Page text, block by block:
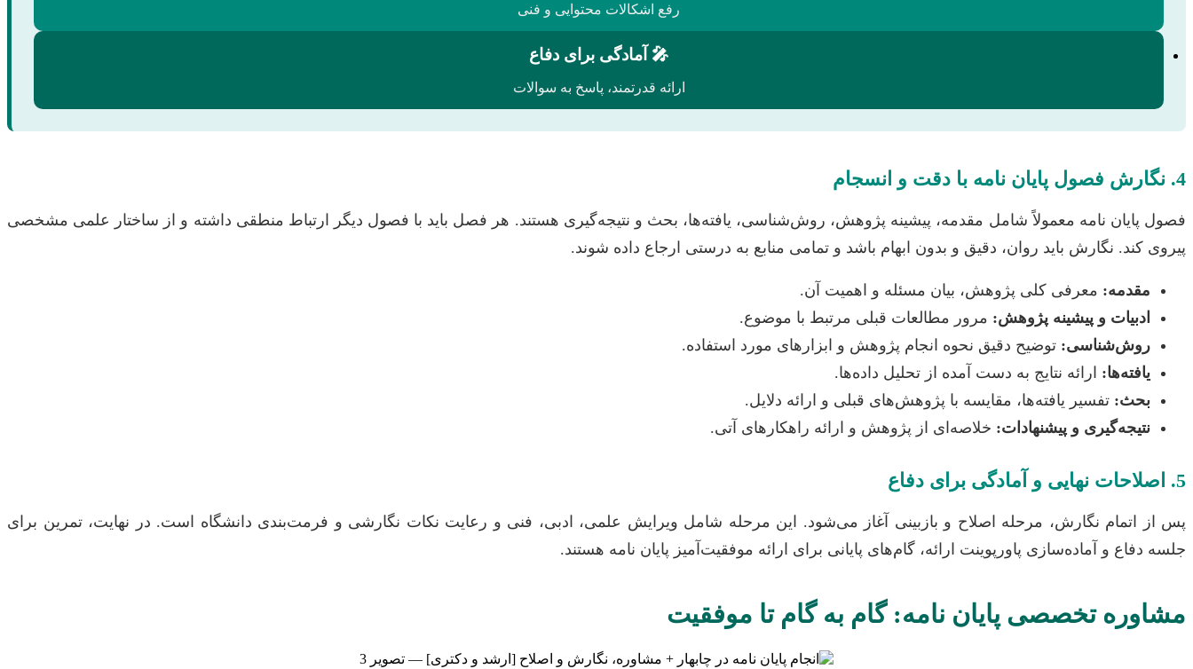
رفع اشکالات محتوایی و فنی
🎤 آمادگی برای دفاع
ارائه قدرتمند، پاسخ به سوالات
4. نگارش فصول پایان نامه با دقت و انسجام
فصول پایان نامه معمولاً شامل مقدمه، پیشینه پژوهش، روش‌شناسی، یافته‌ها، بحث و نتیجه‌گیری هستند. هر فصل باید با فصول دیگر ارتباط منطقی داشته و از ساختار علمی مشخصی
پیروی کند. نگارش باید روان، دقیق و بدون ابهام باشد و تمامی منابع به درستی ارجاع داده شوند.
مقدمه: معرفی کلی پژوهش، بیان مسئله و اهمیت آن.
ادبیات و پیشینه پژوهش: مرور مطالعات قبلی مرتبط با موضوع.
روش‌شناسی: توضیح دقیق نحوه انجام پژوهش و ابزارهای مورد استفاده.
یافته‌ها: ارائه نتایج به دست آمده از تحلیل داده‌ها.
بحث: تفسیر یافته‌ها، مقایسه با پژوهش‌های قبلی و ارائه دلایل.
نتیجه‌گیری و پیشنهادات: خلاصه‌ای از پژوهش و ارائه راهکارهای آتی.
5. اصلاحات نهایی و آمادگی برای دفاع
پس از اتمام نگارش، مرحله اصلاح و بازبینی آغاز می‌شود. این مرحله شامل ویرایش علمی، ادبی، فنی و رعایت نکات نگارشی و فرمت‌بندی دانشگاه است. در نهایت، تمرین برای
جلسه دفاع و آماده‌سازی پاورپوینت ارائه، گام‌های پایانی برای ارائه موفقیت‌آمیز پایان نامه هستند.
مشاوره تخصصی پایان نامه: گام به گام تا موفقیت